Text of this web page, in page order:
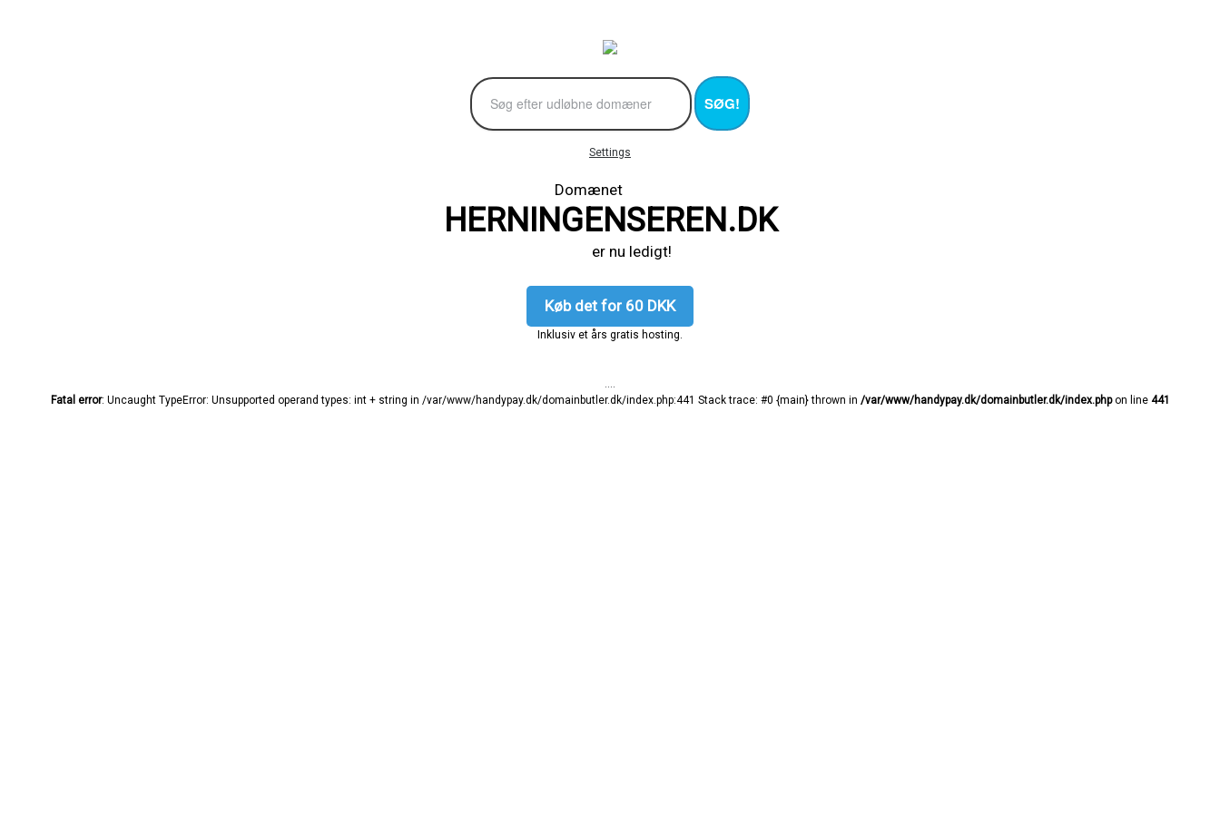
SØG!
Settings
Domænet
HERNINGENSEREN.DK
er nu ledigt!
Køb det for 60 DKK
Inklusiv et års gratis hosting.
Fatal error: Uncaught TypeError: Unsupported operand types: int + string in /var/www/handypay.dk/domainbutler.dk/index.php:441 Stack trace: #0 {main} thrown in /var/www/handypay.dk/domainbutler.dk/index.phpon line 441